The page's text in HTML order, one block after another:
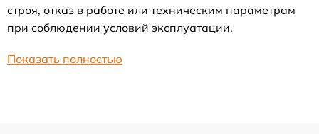
строя, отказ в работе или техническим параметрам
при соблюдении условий эксплуатации.
Показать полностью